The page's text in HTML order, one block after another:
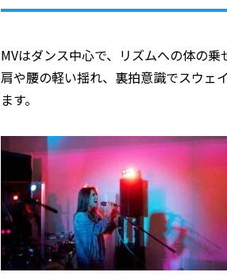
MVはダンス中心で、リズムへの体の乗
肩や腰の軽い揺れ、裏拍意識でスウェ
ます。